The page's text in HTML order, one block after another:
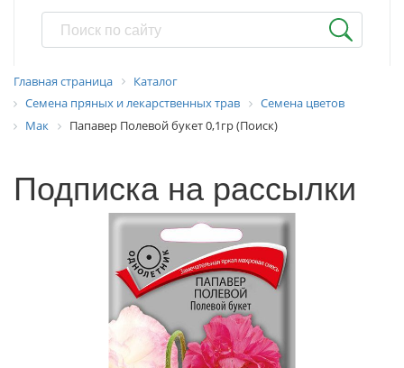
Главная страница
Каталог
Семена пряных и лекарственных трав
Семена цветов
Мак
Папавер Полевой букет 0,1гр (Поиск)
Подписка на рассылки